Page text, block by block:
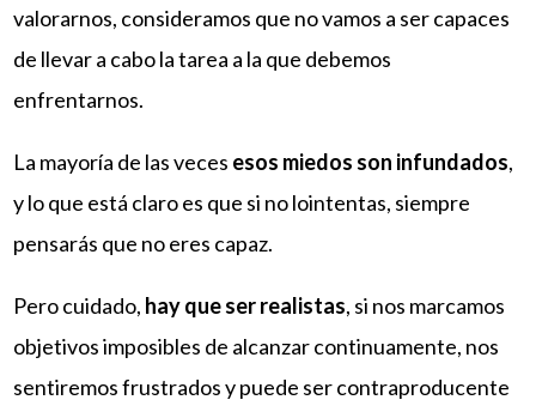
valorarnos, consideramos que no vamos a ser capaces
de llevar a cabo la tarea a la que debemos
enfrentarnos.
La mayoría de las veces esos miedos son infundados,
y lo que está claro es que si no lointentas, siempre
pensarás que no eres capaz.
Pero cuidado, hay que ser realistas, si nos marcamos
objetivos imposibles de alcanzar continuamente, nos
sentiremos frustrados y puede ser contraproducente